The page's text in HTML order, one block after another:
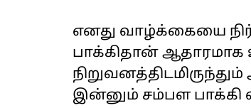
எனது வாழ்க்கையை
பாக்கிதான் ஆதாரமாக
இன்னும் சம்பள பாக்கி